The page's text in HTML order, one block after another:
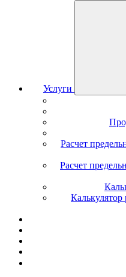
Услуги
Расчет
Расчет
Калькулятор